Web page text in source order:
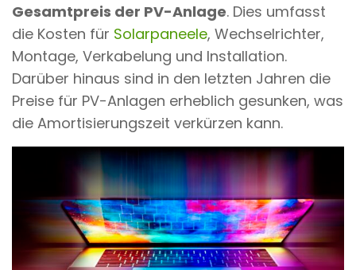
Gesamtpreis der PV-Anlage. Dies umfasst
die Kosten für Solarpaneele, Wechselrichter,
Montage, Verkabelung und Installation.
Darüber hinaus sind in den letzten Jahren die
Preise für PV-Anlagen erheblich gesunken, was
die Amortisierungszeit verkürzen kann.